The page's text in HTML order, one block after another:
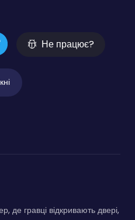
Не працює?
де гравці відкривають двері,